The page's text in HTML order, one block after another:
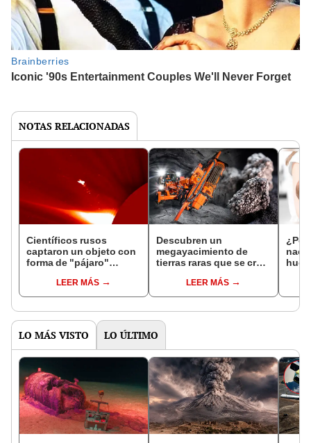
NOTAS RELACIONADAS
Científicos rusos
captaron un objeto con
forma de "pájaro"
calculan que es 10
veces más grande que
LEER MÁS
Descubren un
megayacimiento de
tierras raras que se cree
del mundoLEER MÁS
¿Por
LO MÁS VISTO LO ÚLTIMO